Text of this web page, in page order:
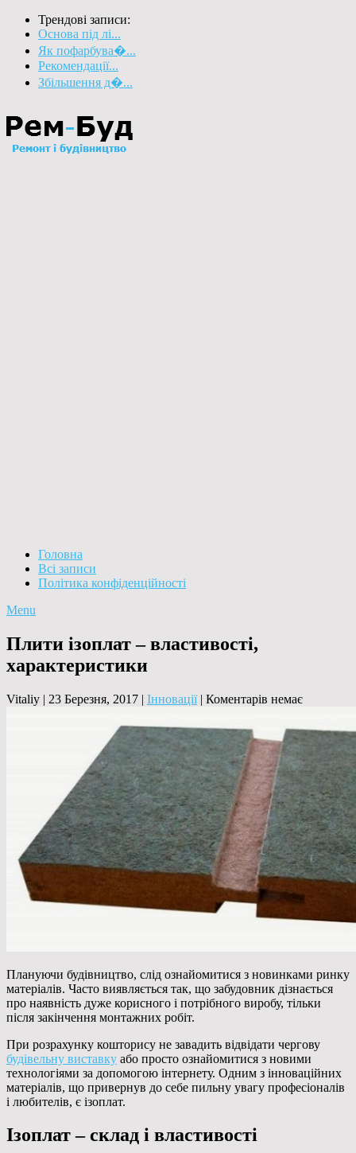
Трендові записи:
Основа під лі...
Як пофарбува�...
Рекомендації...
Збільшення д�...
Головна
Всі записи
Політика конфіденційності
Menu
Плити ізоплат – властивості,
характеристики
Vitaliy | 23 Березня, 2017 | Інновації| Коментарів немає
Плануючи будівництво, слід ознайомитися з новинками ринку
матеріалів. Часто виявляється так, що забудовник дізнається
про наявність дуже корисного і потрібного виробу, тільки
після закінчення монтажних робіт.
При розрахунку кошторису не завадить відвідати чергову
будівельну виставку або просто ознайомитися з новими
технологіями за допомогою інтернету. Одним з інноваційних
матеріалів, що привернув до себе пильну увагу професіоналів
і любителів, є ізоплат.
Ізоплат – склад і властивості